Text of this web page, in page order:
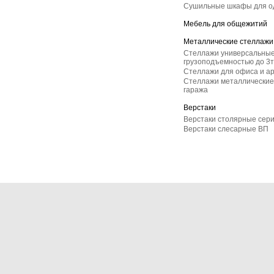
Сушильные шкафы для
Мебель для общежитий
Металлические стеллажи
Стеллажи
грузоподъемностью до
Стеллажи для офиса и
Стеллажи
гаража
Верстаки
Верстаки столярные
Верстаки слесарные ВП